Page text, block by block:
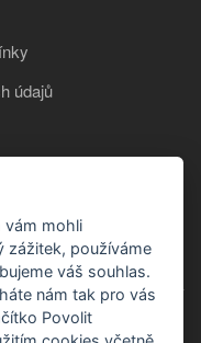
údajů
850 465
vám mohli
zážitek, používáme
váš souhlas.
nám tak pro vás
Povolit